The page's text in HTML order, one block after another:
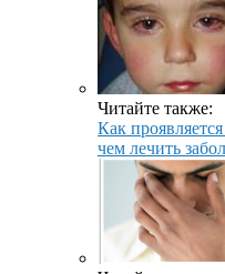
Читайте также:
Как
чем лечить